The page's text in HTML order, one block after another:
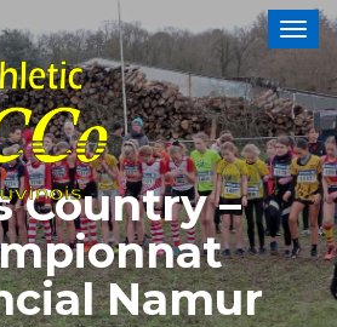
Country –
Namur